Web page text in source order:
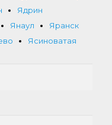
Ядрин
Янаул
Яранск
Ясиноватая